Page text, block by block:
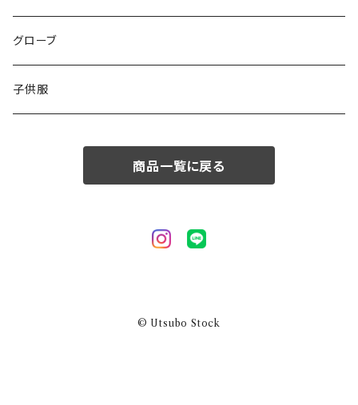
50/XL～
48/L
50/XL～
46/M
48/L
グローブ
子供服
商品一覧に戻る
© Utsubo Stock